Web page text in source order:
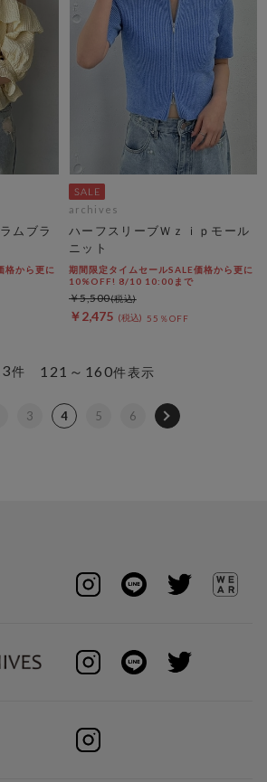
ムブラ
格から更に
archives
ハーフスリーブＷｚｉｐモール
ニット
期間限定タイムセールSALE価格から更に
10%OFF! 8/10 10:00まで
￥2,475 55％OFF
￥5,500
121～160件表示
件
3 4 5 6